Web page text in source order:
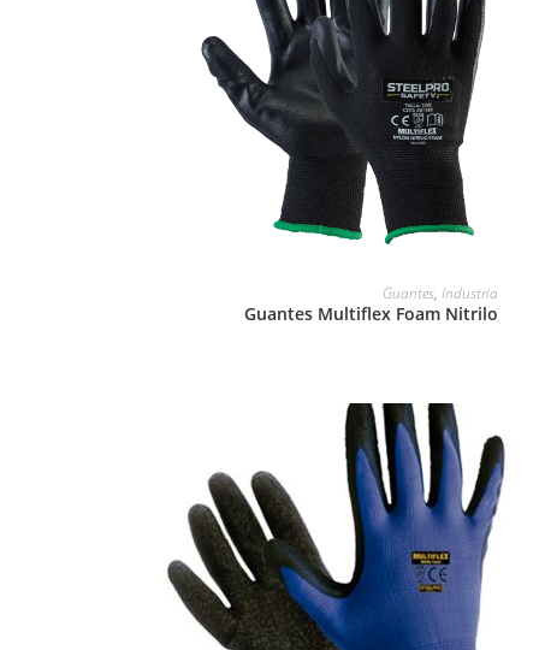
Guantes,Industria
Guantes Multiflex Foam Nitrilo